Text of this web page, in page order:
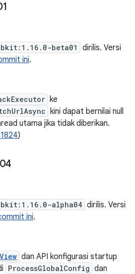
beta01
dirilis. Versi
ini.
ke
kini dapat bernilai null
utama jika tidak diberikan.
)
alpha04 dirilis. Versi
ini.
dan API konfigurasi startup
ProcessGlobalConfig dan